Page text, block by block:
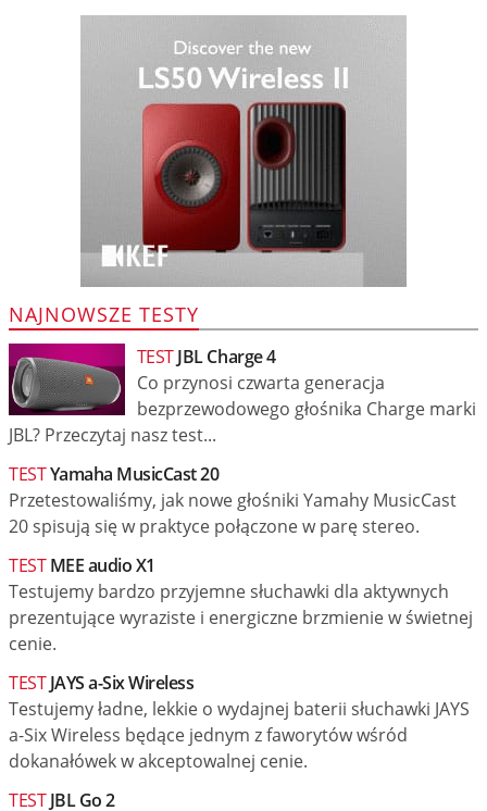
NAJNOWSZE TESTY
TESTJBL Charge 4
Co przynosi czwarta generacja
bezprzewodowego głośnika Charge marki
JBL? Przeczytaj nasz test...
TESTYamaha MusicCast 20
Przetestowaliśmy, jak nowe głośniki Yamahy MusicCast
20 spisują się w praktyce połączone w parę stereo.
TESTMEE audio X1
Testujemy bardzo przyjemne słuchawki dla aktywnych
prezentujące wyraziste i energiczne brzmienie w świetnej
cenie.
TESTJAYS a-Six Wireless
Testujemy ładne, lekkie o wydajnej baterii słuchawki JAYS
a-Six Wireless będące jednym z faworytów wśród
dokanałówek w akceptowalnej cenie.
TESTJBL Go 2